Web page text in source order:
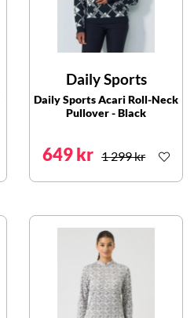
Daily Sports
Daily Sports Acari Roll-Neck
Pullover - Black
649 kr 1 299 kr